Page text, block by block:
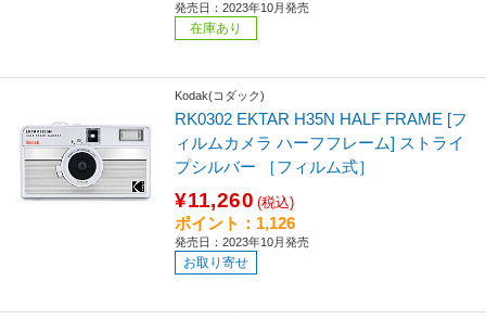
発売日：2023年10月発売
在庫あり
Kodak(コダック)
RK0302 EKTAR H35N HALF FRAME [フ
ィルムカメラ ハーフフレーム] ストライ
プシルバー ［フィルム式］
¥11,260 (税込)
ポイント：1,126
発売日：2023年10月発売
お取り寄せ